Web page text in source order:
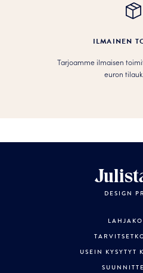
ILMAINEN
Tarjoamme ilmaisen
euron
DESIGN
USEIN KYSYTYT